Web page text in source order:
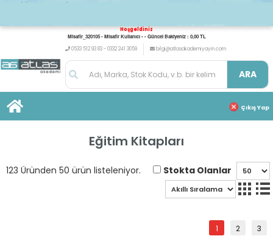
Hoşgeldiniz
Misafir_320105 - Misafir Kullanıcı - - Güncel Bakiyeniz : 0,00 TL
0533 512 93 83 - 0332 241 3059
bilgi@atlasakademiyayin.com
ARA
Çıkış Yap
Eğitim Kitapları
123 Üründen 50 ürün listeleniyor. Stokta Olanlar
1 2 3